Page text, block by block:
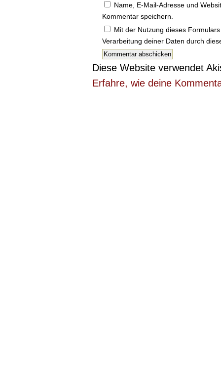
Name, E-Mail-Adresse und
Kommentar speichern.
Mit der Nutzung dieses
Verarbeitung deiner Daten durch
Diese Website verwendet
Erfahre, wie deine